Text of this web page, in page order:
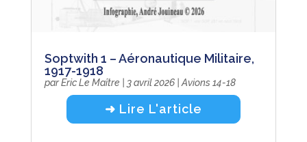
Soptwith 1 – Aéronautique Militaire,
1917-1918
parEric Le Maître 3 avril 2026| Avions 14-18
➜ Lire L'article